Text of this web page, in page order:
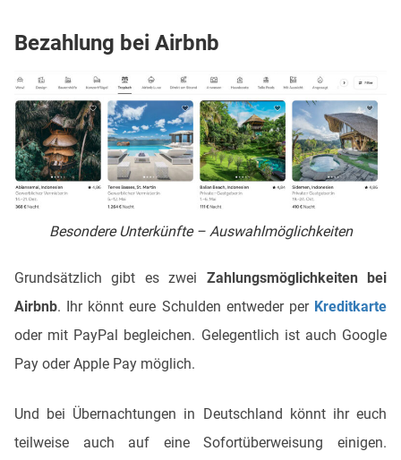
Bezahlung bei Airbnb
Besondere Unterkünfte – Auswahlmöglichkeiten
Grundsätzlich gibt es zwei Zahlungsmöglichkeiten bei
Airbnb. Ihr könnt eure Schulden entweder per Kreditkarte
oder mit PayPal begleichen. Gelegentlich ist auch Google
Pay oder Apple Pay möglich.
Und bei Übernachtungen in Deutschland könnt ihr euch
teilweise auch auf eine Sofortüberweisung einigen.